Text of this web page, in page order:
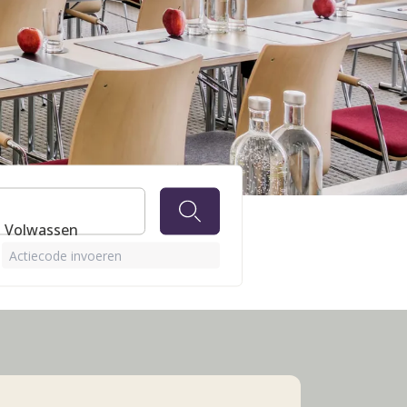
Volwassen
Actiecode invoeren